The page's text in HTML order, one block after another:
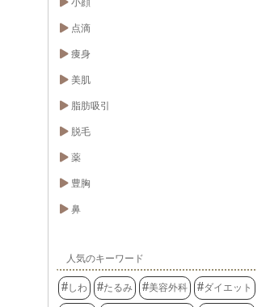
小顔
点滴
痩身
美肌
脂肪吸引
脱毛
薬
豊胸
鼻
人気のキーワード
しわ たるみ 美容外科 ダイエット